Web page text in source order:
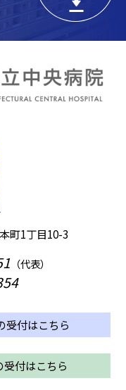
町1丁目10-3
（代表）
受付はこちら
受付はこちら